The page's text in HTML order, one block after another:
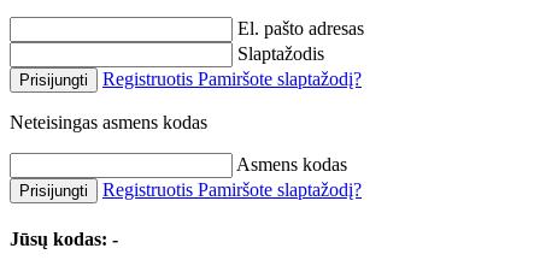
El. pašto adresas
Slaptažodis
Prisijungti Registruotis Pamiršote slaptažodį?
Neteisingas asmens kodas
Asmens kodas
Prisijungti Registruotis Pamiršote slaptažodį?
Jūsų kodas: -